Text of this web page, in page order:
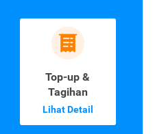
Top-up &
Tagihan
Lihat Detail